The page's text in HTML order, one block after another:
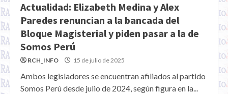
Actualidad: Elizabeth Medina y Alex
Paredes renuncian a la bancada del
Bloque Magisterial y piden pasar a la de
Somos Perú
RCH_INFO 15 de julio de 2025
Ambos legisladores se encuentran afiliados al partido
Somos Perú desde julio de 2024, según figura en la...